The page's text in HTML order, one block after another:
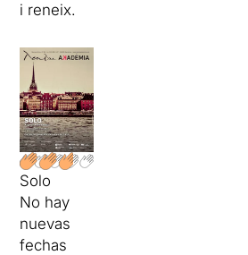
i reneix.
Solo
No hay
nuevas
fechas